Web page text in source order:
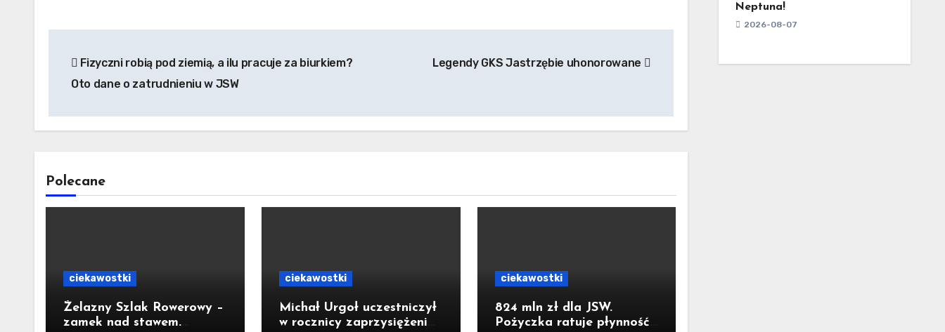
wpisu
Fizyczni robią pod ziemią, a ilu pracuje za biurkiem?
Oto dane o zatrudnieniu w JSW
Legendy GKS Jastrzębie uhonorowane
Polecane
ciekawostki
Żelazny Szlak Rowerowy –
zamek nad stawem.
ciekawostki
Michał Urgoł uczestniczył
w rocznicy zaprzysiężenia
ciekawostki
824 mln zł dla JSW.
Pożyczka ratuje płynność,
Neptuna!
2026-08-07